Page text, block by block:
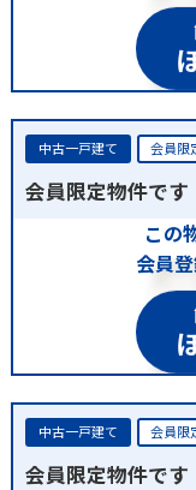
中古一戸建て 会員限
会員限定物件です
この
会員
中古一戸建て 会員限
会員限定物件です